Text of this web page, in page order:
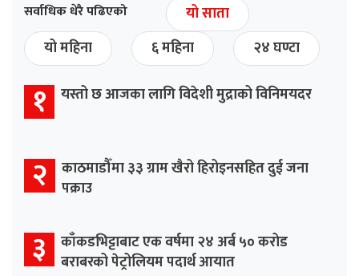
सर्वाधिक धेरै पढिएको
यो साता
यो महिना
६ महिना २४ घण्टा
१ यस्तो छ आजका लागि विदेशी मुद्राको विनिमयदर
२
काठमाडौँमा ३३ ग्राम खैरो हिरोइनसहित दुई जना
पक्राउ
३
काँकडभिट्टाबाट एक वर्षमा २४ अर्ब ५० करोड
बराबरको पेट्रोलियम पदार्थ आयात